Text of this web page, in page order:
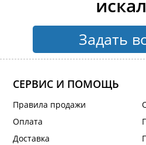
Задать
СЕРВИС И ПОМОЩЬ
Правила продажи
Оплата
Доставка